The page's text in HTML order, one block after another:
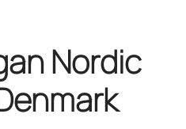
Nordic